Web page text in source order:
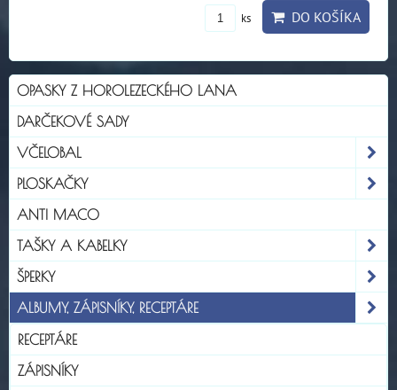
ks DO KOŠÍKA
OPASKY Z HOROLEZECKÉHO LANA
DARČEKOVÉ SADY
VČELOBAL
PLOSKAČKY
ANTI MACO
TAŠKY A KABELKY
ŠPERKY
ALBUMY, ZÁPISNÍKY, RECEPTÁRE
RECEPTÁRE
ZÁPISNÍKY